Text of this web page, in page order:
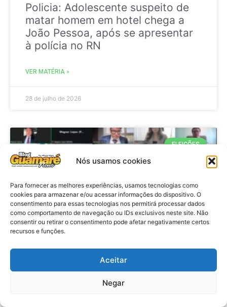
Nós usamos cookies
Para fornecer as melhores experiências, usamos tecnologias como
cookies para armazenar e/ou acessar informações do dispositivo. O
consentimento para essas tecnologias nos permitirá processar dados
como comportamento de navegação ou IDs exclusivos neste site. Não
consentir ou retirar o consentimento pode afetar negativamente certos
recursos e funções.
Aceitar
Negar
Policia: Adolescente suspeito de
matar homem em hotel chega a
João Pessoa, após se apresentar
à polícia no RN
VER MATÉRIA »
28 de julho de 2026
ELEIÇÕES
Eleições 2026: procuradores e
promotores eleitorais realizam
reunião de alinhamento no RN